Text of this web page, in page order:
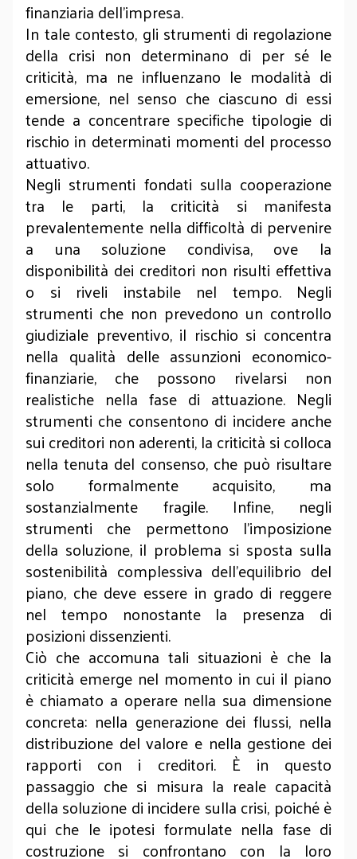
finanziaria dell’impresa.
In tale contesto, gli strumenti di regolazione
della crisi non determinano di per sé le
criticità, ma ne influenzano le modalità di
emersione, nel senso che ciascuno di essi
tende a concentrare specifiche tipologie di
rischio in determinati momenti del processo
attuativo.
Negli strumenti fondati sulla cooperazione
tra le parti, la criticità si manifesta
prevalentemente nella difficoltà di pervenire
a una soluzione condivisa, ove la
disponibilità dei creditori non risulti effettiva
o si riveli instabile nel tempo. Negli
strumenti che non prevedono un controllo
giudiziale preventivo, il rischio si concentra
nella qualità delle assunzioni economico-
finanziarie, che possono rivelarsi non
realistiche nella fase di attuazione. Negli
strumenti che consentono di incidere anche
sui creditori non aderenti, la criticità si colloca
nella tenuta del consenso, che può risultare
solo formalmente acquisito, ma
sostanzialmente fragile. Infine, negli
strumenti che permettono l’imposizione
della soluzione, il problema si sposta sulla
sostenibilità complessiva dell’equilibrio del
piano, che deve essere in grado di reggere
nel tempo nonostante la presenza di
posizioni dissenzienti.
Ciò che accomuna tali situazioni è che la
criticità emerge nel momento in cui il piano
è chiamato a operare nella sua dimensione
concreta: nella generazione dei flussi, nella
distribuzione del valore e nella gestione dei
rapporti con i creditori. È in questo
passaggio che si misura la reale capacità
della soluzione di incidere sulla crisi, poiché è
qui che le ipotesi formulate nella fase di
costruzione si confrontano con la loro